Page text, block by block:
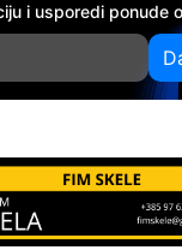
i usporedi ponude